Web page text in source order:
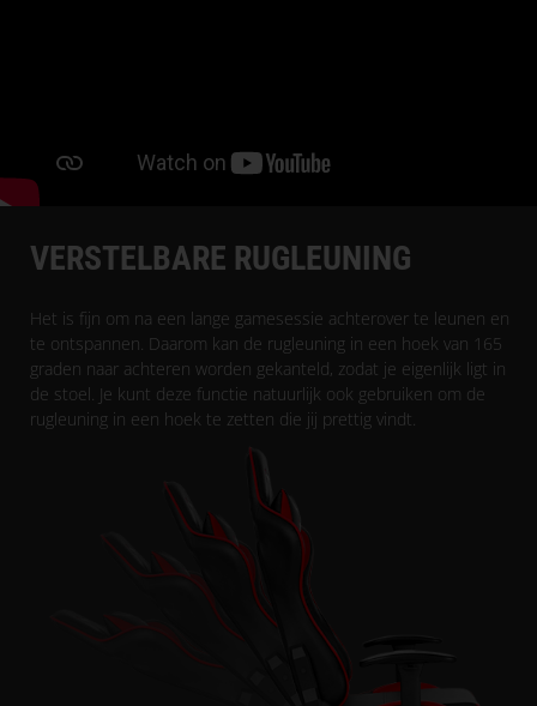
VERSTELBARE RUGLEUNING
Het is fijn om na een lange gamesessie achterover te leunen en
te ontspannen. Daarom kan de rugleuning in een hoek van 165
graden naar achteren worden gekanteld, zodat je eigenlijk ligt in
de stoel. Je kunt deze functie natuurlijk ook gebruiken om de
rugleuning in een hoek te zetten die jij prettig vindt.